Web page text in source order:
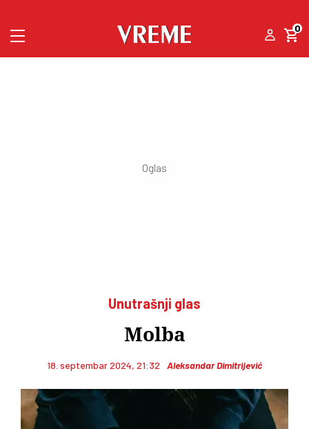
0
Unutrašnji glas
Molba
18. septembar 2024, 21:32 Aleksandar Dimitrijević